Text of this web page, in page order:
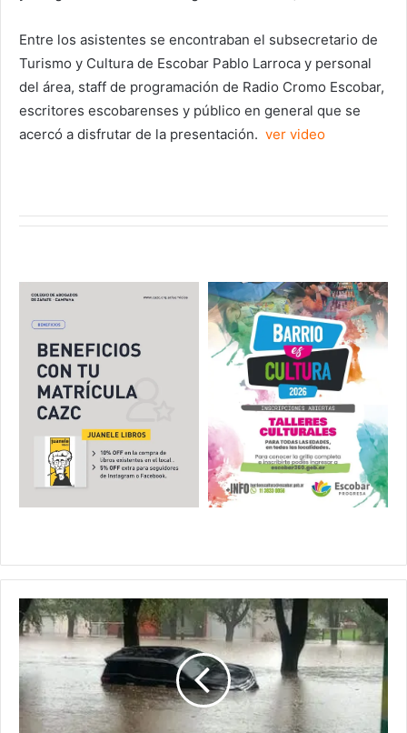
Entre los asistentes se encontraban el subsecretario de
Turismo y Cultura de Escobar Pablo Larroca y personal
del área, staff de programación de Radio Cromo Escobar,
escritores escobarenses y público en general que se
acercó a disfrutar de la presentación. ver video